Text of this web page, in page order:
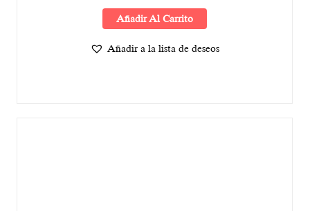
Añadir Al Carrito
Añadir a la lista de deseos